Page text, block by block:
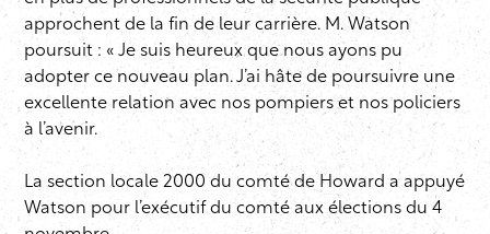
approchent de la fin de leur carrière. M. Watson
poursuit : « Je suis heureux que nous ayons pu
adopter ce nouveau plan. J’ai hâte de poursuivre une
excellente relation avec nos pompiers et nos policiers
à l’avenir.
La section locale 2000 du comté de Howard a appuyé
Watson pour l’exécutif du comté aux élections du 4